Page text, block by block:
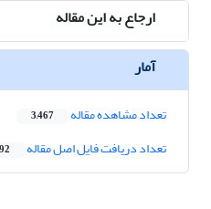
ارجاع به این مقاله
آمار
تعداد مشاهده مقاله 3,467
تعداد دریافت فایل اصل مقاله